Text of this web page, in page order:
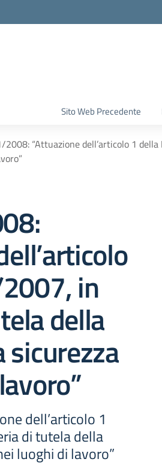
Sito Web Precedente
2008: “Attuazione dell’articolo 1
in
della
sicurezza
dell’articolo 1
di tutela della
luoghi di lavoro”